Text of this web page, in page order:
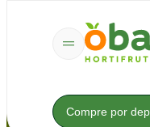
Compre por